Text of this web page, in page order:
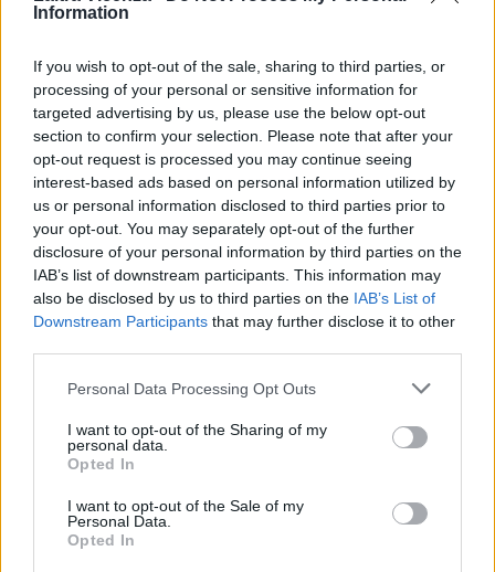
Information
If you wish to opt-out of the sale, sharing to third parties, or
processing of your personal or sensitive information for
targeted advertising by us, please use the below opt-out
section to confirm your selection. Please note that after your
opt-out request is processed you may continue seeing
interest-based ads based on personal information utilized by
us or personal information disclosed to third parties prior to
your opt-out. You may separately opt-out of the further
disclosure of your personal information by third parties on the
IAB’s list of downstream participants. This information may
also be disclosed by us to third parties on the IAB’s List of
Downstream Participants that may further disclose it to other
Personal Data Processing Opt Outs
I want to opt-out of the Sharing of my
personal data.
Opted In
I want to opt-out of the Sale of my
Personal Data.
Opted In
STAY CONNECTED
9,253
Fans
3,533
Follower
2,652
Iscritti
- Advertisement -
Paolo Gnutti premiato come eccellenza